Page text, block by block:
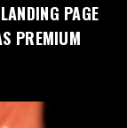
PAGE
PREMIUM